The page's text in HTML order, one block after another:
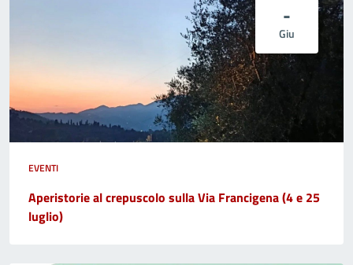
-
Giu
EVENTI
Aperistorie al crepuscolo sulla Via Francigena (4 e 25
luglio)